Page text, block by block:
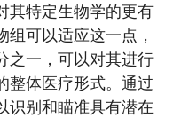
其特定生物学的更有
可以适应这一点，
之一，可以对其进行
整体医疗形式。通过
识别和瞄准具有潜在